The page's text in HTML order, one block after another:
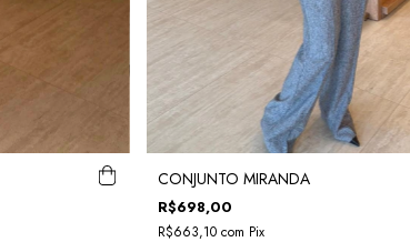
CONJUNTO MIRANDA
R$698,00
R$663,10 com Pix